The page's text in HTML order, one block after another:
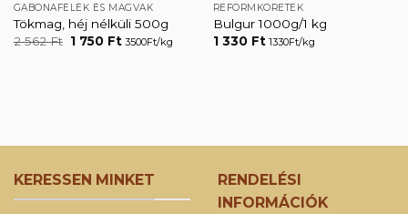
GABONAFÉLÉK ÉS MAGVAK
Tökmag, héj nélküli 500g
2 562Ft Original
1 750 FtCurrent
3500Ft/kg
REFORMKÖRETEK
Bulgur 1000g/1 kg
1 330 Ft1330Ft/kg
KERESSEN MINKET
RENDELÉSI
INFORMÁCIÓK